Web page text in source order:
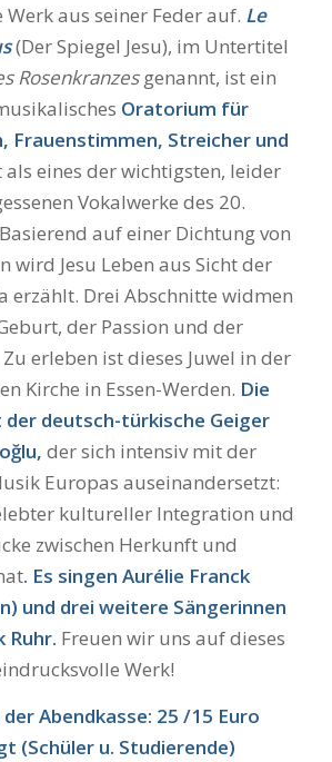
aus seiner Feder auf. Le
(Der Spiegel Jesu), im Untertitel
Rosenkranzesgenannt, ist ein
Oratorium für
Frauenstimmen, Streicher und
als eines der wichtigsten, leider
Vokalwerke des 20.
auf einer Dichtung von
wird Jesu Leben aus Sicht der
erzählt. Drei Abschnitte widmen
der Passion und der
erleben ist dieses Juwel in der
Kirche in Essen-Werden. Die
deutsch-türkische Geiger
der sich intensiv mit der
Europas auseinandersetzt:
kultureller Integration und
zwischen Herkunft und
. Es singen Aurélie Franck
und drei weitere Sängerinnen
Ruhr. Freuen wir uns auf dieses
Werk!
Abendkasse: 25 /15 Euro
(Schüler u. Studierende)